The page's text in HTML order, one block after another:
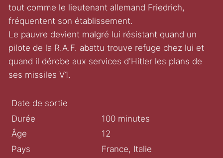
tout comme le lieutenant allemand Friedrich,
fréquentent son établissement.
Le pauvre devient malgré lui résistant quand un
pilote de la R.A.F. abattu trouve refuge chez lui et
quand il dérobe aux services d'Hitler les plans de
ses missiles V1.
Date de sortie
Durée
100 minutes
Âge
12
Pays
France, Italie